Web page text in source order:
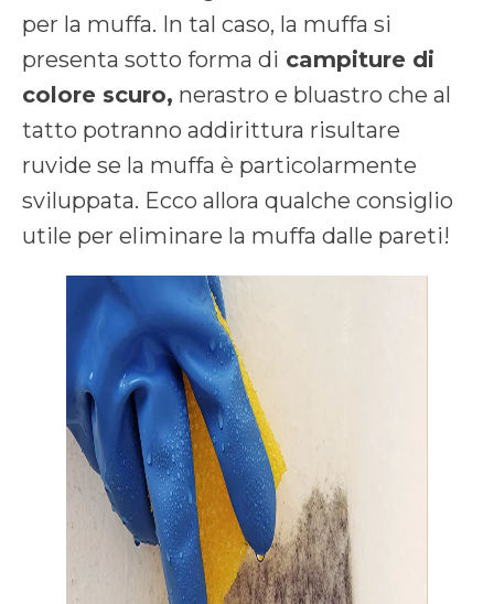
per la muffa. In tal caso, la muffa si
presenta sotto forma di campiture di
colore scuro, nerastro e bluastro che al
tatto potranno addirittura risultare
ruvide se la muffa è particolarmente
sviluppata. Ecco allora qualche consiglio
utile per eliminare la muffa dalle pareti!